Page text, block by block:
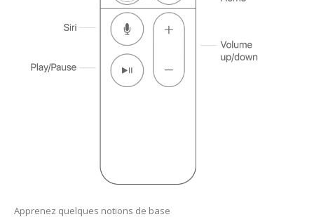
Apprenez quelques notions de base